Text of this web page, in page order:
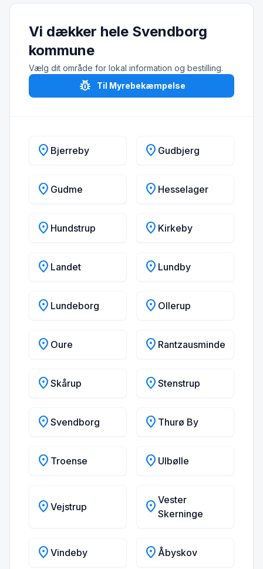
Vi dækker hele Svendborg
kommune
Vælg dit område for lokal information og bestilling.
pest_control Til Myrebekæmpelse
location_on Bjerreby location_on Gudbjerg
location_on Gudme location_on Hesselager
location_on Hundstrup location_on Kirkeby
location_on Landet location_on Lundby
location_on Lundeborg location_on Ollerup
location_on Oure location_on Rantzausminde
location_on Skårup location_on Stenstrup
location_on Svendborg location_on Thurø By
location_on Troense location_on Ulbølle
location_on Vejstrup location_on Vester
Skerninge
location_on Vindeby location_on Åbyskov